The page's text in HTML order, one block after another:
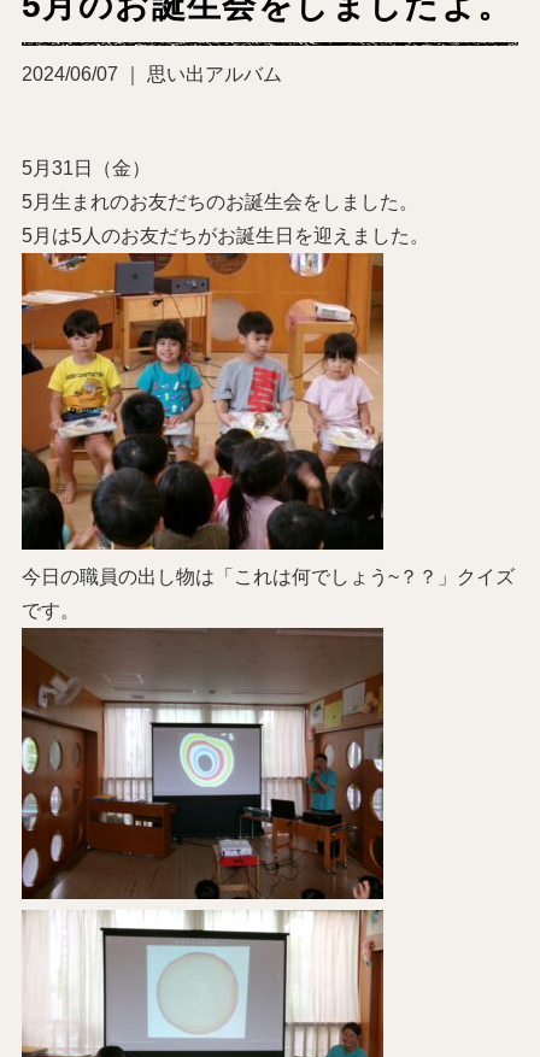
2024/06/07 ｜ 思い出アルバム
5月31日（金）
5月生まれのお友だちのお誕生会をしました。
5月は5人のお友だちがお誕生日を迎えました。
今日の職員の出し物は「これは何でしょう~？？」クイズ
です。